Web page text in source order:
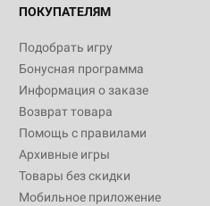
ПОКУПАТЕЛЯМ
Подобрать игру
Бонусная программа
Информация о заказе
Возврат товара
Помощь с правилами
Архивные игры
Товары без скидки
Мобильное приложение